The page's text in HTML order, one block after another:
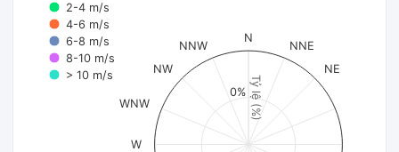
Tỷ lệ (%)
2-4 m/s
4-6 m/s
6-8 m/s
8-10 m/s
> 10 m/s
N
NNE
NE
W
WNW
NW
NNW
0%